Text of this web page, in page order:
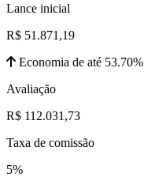
Lance inicial
R$ 51.871,19
Economia de até 53.70%
Avaliação
R$ 112.031,73
Taxa de comissão
5%